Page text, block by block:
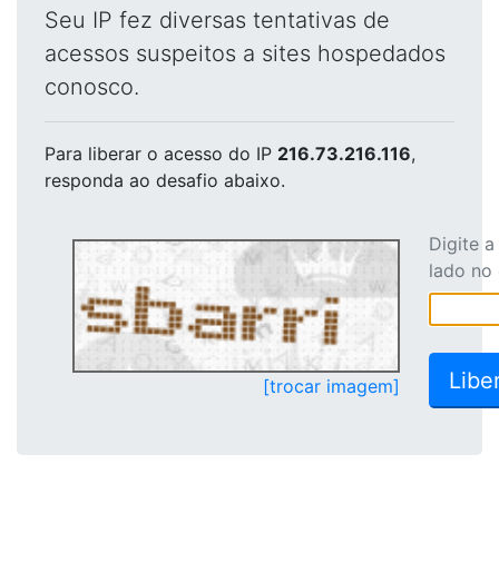
Seu IP fez diversas tentativas de
acessos suspeitos a sites hospedados
conosco.
Para liberar o acesso do IP 216.73.216.116,
responda ao desafio abaixo.
[trocar imagem]
Digite
lado no